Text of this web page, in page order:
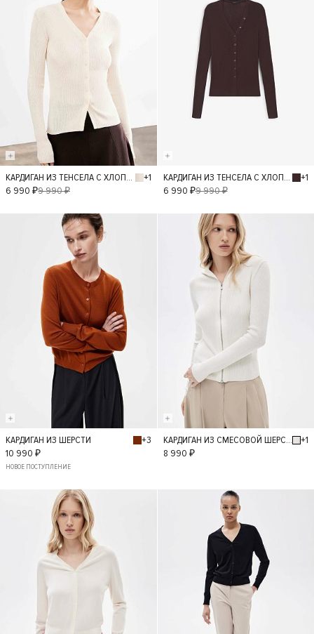
S M
КАРДИГАН ИЗ ТЕНСЕЛА С ХЛОПКОМ
+1
6 990 ₽9 990 ₽ S M
КАРДИГАН ИЗ ТЕНСЕЛА С ХЛОПКОМ
+1
6 990 ₽9 990 ₽
S
КАРДИГАН ИЗ ШЕРСТИ
+3
10 990 ₽
НОВОЕ ПОСТУПЛЕНИЕ
L
КАРДИГАН ИЗ СМЕСОВОЙ ШЕРСТИ
+1
8 990 ₽